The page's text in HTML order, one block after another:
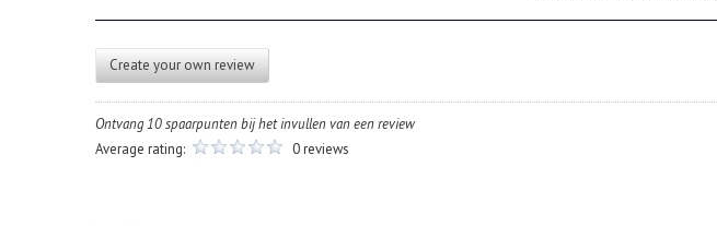
Create your own review
Ontvang 10 spaarpunten bij het invullen van een review
Average rating:
0 reviews